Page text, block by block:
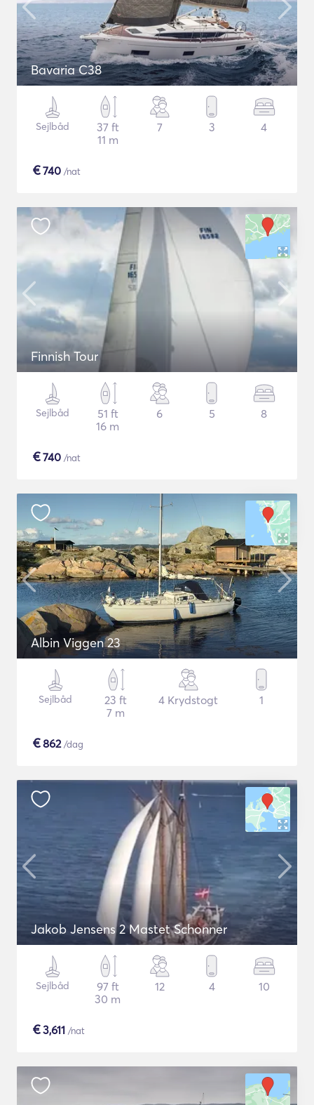
Bavaria C38
Sejlbåd
37 ft
11 m
7 3 4
€740 /nat
Finnish Tour
Sejlbåd
51 ft
16 m
6 5 8
€740 /nat
Albin Viggen 23
Sejlbåd
23 ft
7 m
4 Krydstogt 1
€862/dag
Jakob Jensens 2 Mastet Schonner
Sejlbåd
97 ft
30 m
12 4 10
€3,611 /nat